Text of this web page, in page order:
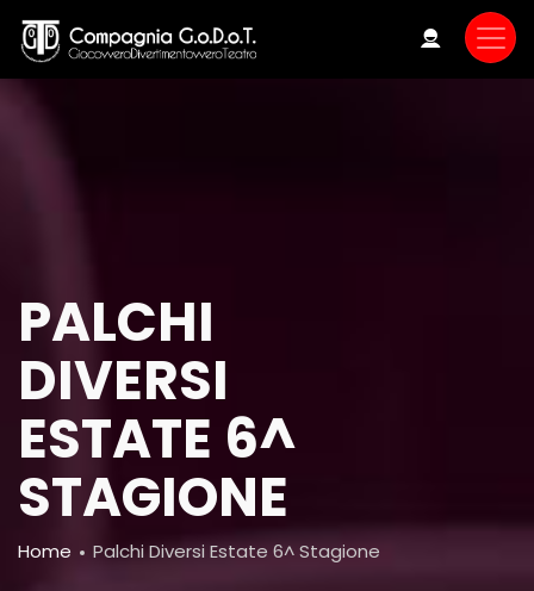
main
PALCHI
DIVERSI
ESTATE 6^
STAGIONE
Breadcrumb
Home Palchi Diversi Estate 6^ Stagione